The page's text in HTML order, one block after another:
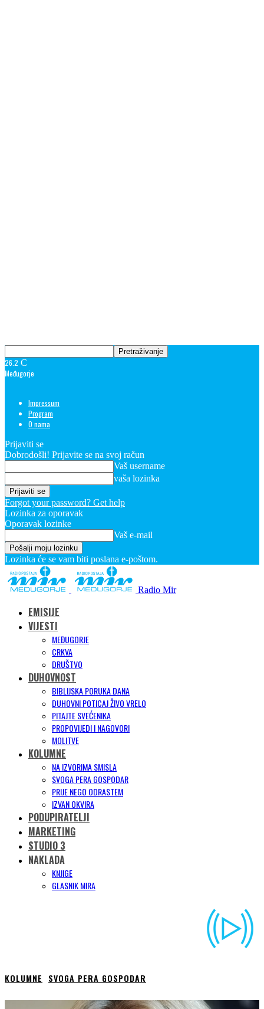
26.2 C
Međugorje
Impressum
Program
O nama
Prijaviti se
Dobrodošli! Prijavite se na svoj račun
Vaš username
vaša lozinka
Forgot your password? Get help
Lozinka za oporavak
Oporavak lozinke
Vaš e-mail
Lozinka će se vam biti poslana e-poštom.
Radio Mir
EMISIJE
VIJESTI
MEĐUGORJE
CRKVA
DRUŠTVO
DUHOVNOST
BIBLIJSKA PORUKA DANA
DUHOVNI POTICAJ ŽIVO VRELO
PITAJTE SVEĆENIKA
PROPOVIJEDI I NAGOVORI
MOLITVE
KOLUMNE
NA IZVORIMA SMISLA
SVOGA PERA GOSPODAR
PRIJE NEGO ODRASTEM
IZVAN OKVIRA
PODUPIRATELJI
MARKETING
STUDIO 3
NAKLADA
KNJIGE
GLASNIK MIRA
KOLUMNE SVOGA PERA GOSPODAR